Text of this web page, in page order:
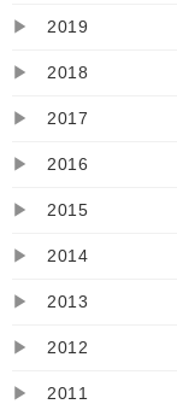
▶ 2019
▶ 2018
▶ 2017
▶ 2016
▶ 2015
▶ 2014
▶ 2013
▶ 2012
▶ 2011